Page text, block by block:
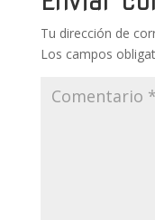
Tu dirección de
Los campos